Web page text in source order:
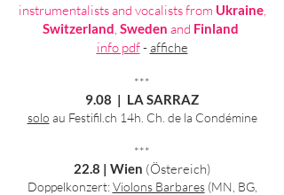
instrumentalists and vocalists from Ukraine,
Switzerland, Sweden and Finland
info pdf​ -affiche
***
9.08 | LA SARRAZ
solo au Festifil.ch 14h. Ch. de la Condémine
***
22.8 | Wien (Östereich)
Doppelkonzert:Violons Barbares(MN, BG,